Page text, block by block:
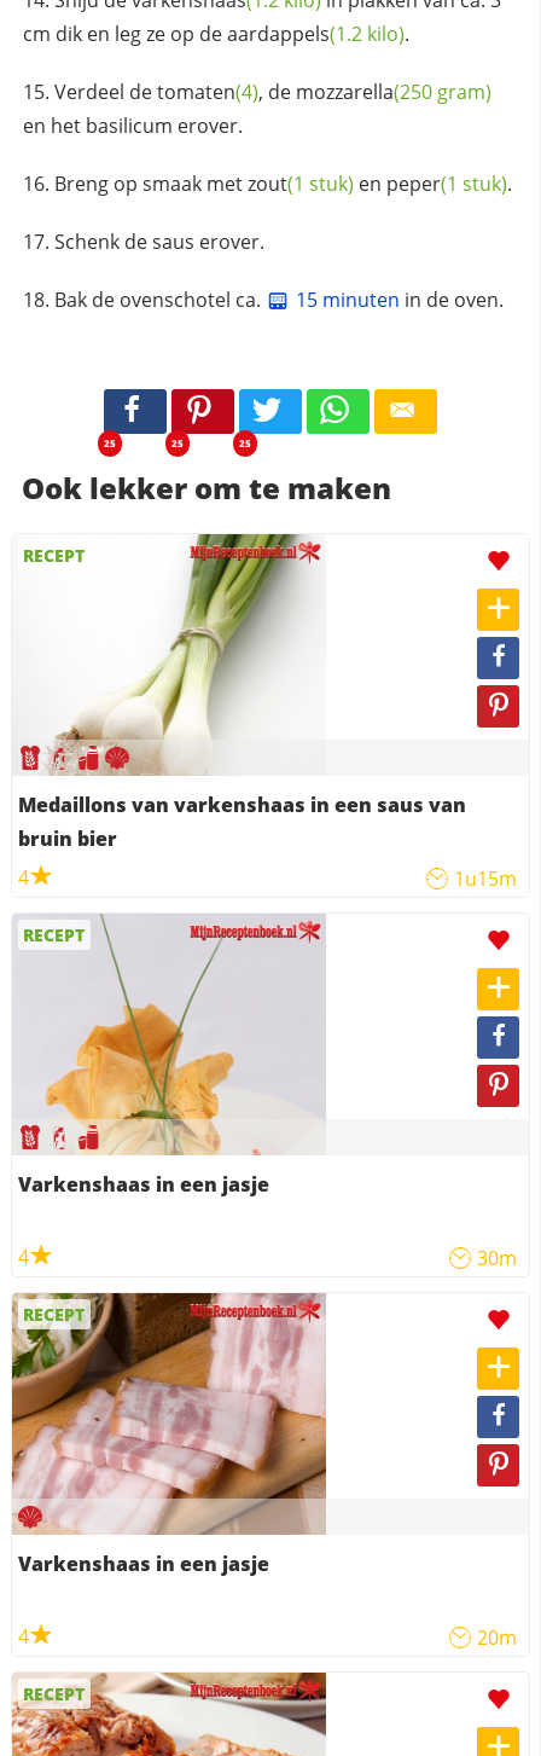
cm dik en leg ze op deaardappels(1.2 kilo).
Verdeel detomaten(4), de mozzarella(250 gram)
en het basilicum erover.
Breng op smaak metzout(1 stuk) en peper(1 stuk).
Schenk de saus erover.
Bak de ovenschotel ca. 15 minuten in de oven.
25 25 25
Ook lekker om te maken
RECEPT
Medaillons van varkenshaas in een saus van
bruin bier
4
1u15m
RECEPT
Varkenshaas in een jasje
4 30m
RECEPT
Varkenshaas in een jasje
4 20m
RECEPT